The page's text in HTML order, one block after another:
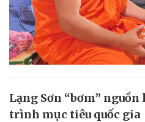
Lạng Sơn “bơm”
trình mục tiêu quốc gia